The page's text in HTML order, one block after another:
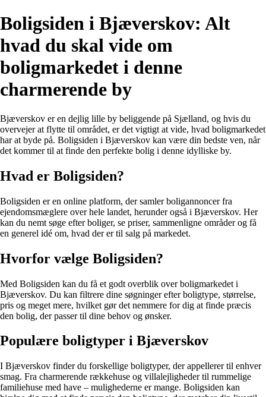
Boligsiden i Bjæverskov: Alt
hvad du skal vide om
boligmarkedet i denne
charmerende by
Bjæverskov er en dejlig lille by beliggende på Sjælland, og hvis du
overvejer at flytte til området, er det vigtigt at vide, hvad boligmarkedet
har at byde på. Boligsiden i Bjæverskov kan være din bedste ven, når
det kommer til at finde den perfekte bolig i denne idylliske by.
Hvad er Boligsiden?
Boligsiden er en online platform, der samler boligannoncer fra
ejendomsmæglere over hele landet, herunder også i Bjæverskov. Her
kan du nemt søge efter boliger, se priser, sammenligne områder og få
en generel idé om, hvad der er til salg på markedet.
Hvorfor vælge Boligsiden?
Med Boligsiden kan du få et godt overblik over boligmarkedet i
Bjæverskov. Du kan filtrere dine søgninger efter boligtype, størrelse,
pris og meget mere, hvilket gør det nemmere for dig at finde præcis
den bolig, der passer til dine behov og ønsker.
Populære boligtyper i Bjæverskov
I Bjæverskov finder du forskellige boligtyper, der appellerer til enhver
smag. Fra charmerende rækkehuse og villalejligheder til rummelige
familiehuse med have – mulighederne er mange. Boligsiden kan